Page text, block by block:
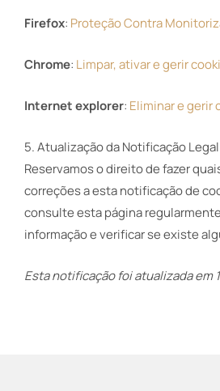
Firefox: Proteção Contra
Chrome: Limpar, ativar e gerir
Internet explorer: Eliminar e gerir
5. Atualização da Notificação Legal
Reservamos o direito de fazer
correções a esta notificação de
consulte esta página
informação e verificar se existe
Esta notificação foi atualizada em